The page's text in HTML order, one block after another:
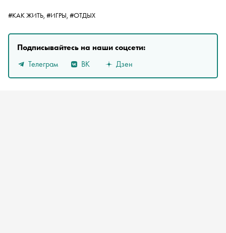
#КАК ЖИТЬ, #ИГРЫ, #ОТДЫХ
Подписывайтесь на наши соцсети:
Телеграм
ВК Дзен